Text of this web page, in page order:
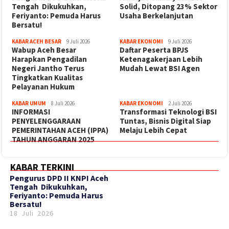
Tengah Dikukuhkan,
Feriyanto: Pemuda Harus
Bersatu!
Solid, Ditopang 23% Sektor
Usaha Berkelanjutan
KABAR ACEH BESAR 9 Juli 2026
Wabup Aceh Besar
Harapkan Pengadilan
Negeri Jantho Terus
Tingkatkan Kualitas
Pelayanan Hukum
KABAR EKONOMI 9 Juli 2026
Daftar Peserta BPJS
Ketenagakerjaan Lebih
Mudah Lewat BSI Agen
KABAR UMUM 8 Juli 2026
INFORMASI
PENYELENGGARAAN
PEMERINTAHAN ACEH (IPPA)
TAHUN ANGGARAN 2025
KABAR EKONOMI 2 Juli 2026
Transformasi Teknologi BSI
Tuntas, Bisnis Digital Siap
Melaju Lebih Cepat
KABAR TERKINI
‎Pengurus DPD II KNPI Aceh
Tengah Dikukuhkan,
Feriyanto: Pemuda Harus
Bersatu!
18 Juli 2026